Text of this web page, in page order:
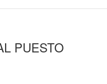
PUESTO